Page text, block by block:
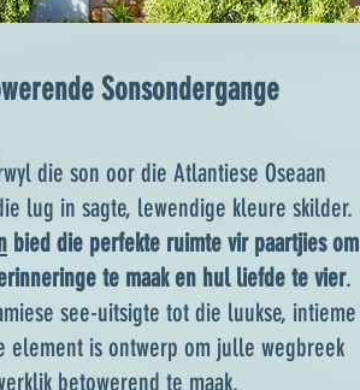
Sonsondergange
die son oor die Atlantiese Oseaan
lug in sagte, lewendige kleure skilder.
bied die perfekte ruimte vir paartjies om
te maak en hul liefde te vier.
see-uitsigte tot die luukse, intieme
element is ontwerp om julle wegbreek
betowerend te maak.